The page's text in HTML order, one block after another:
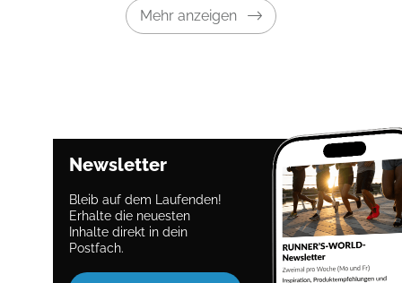
Mehr anzeigen
Newsletter
Bleib auf dem Laufenden!
Erhalte die neuesten
Inhalte direkt in dein
Postfach.